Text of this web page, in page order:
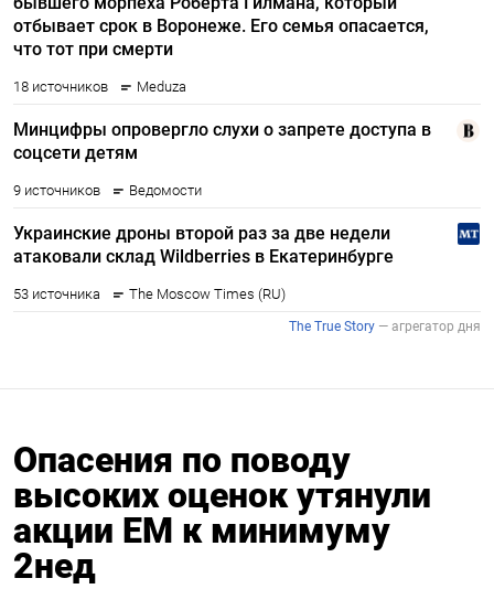
Опасения по поводу
высоких оценок утянули
акции ЕМ к минимуму
2нед